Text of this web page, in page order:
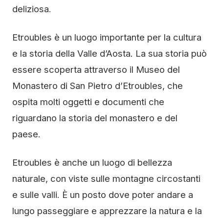
deliziosa.
Etroubles è un luogo importante per la cultura
e la storia della Valle d’Aosta. La sua storia può
essere scoperta attraverso il Museo del
Monastero di San Pietro d’Etroubles, che
ospita molti oggetti e documenti che
riguardano la storia del monastero e del
paese.
Etroubles è anche un luogo di bellezza
naturale, con viste sulle montagne circostanti
e sulle valli. È un posto dove poter andare a
lungo passeggiare e apprezzare la natura e la